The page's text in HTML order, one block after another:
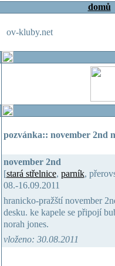
domů
ov-kluby.net
pozvánka:: november 2nd
november 2nd
[stará střelnice, parník,
08.-16.09.2011
hranicko-pražští november
desku. ke kapele se připojí
norah jones.
vloženo: 30.08.2011